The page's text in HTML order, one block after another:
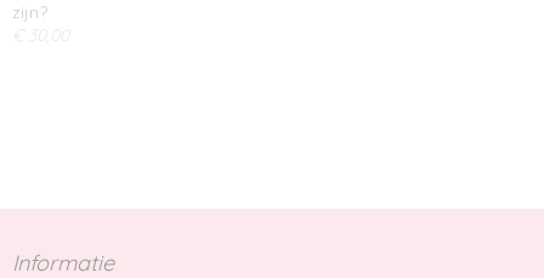
zijn?
€ 30,00
Informatie